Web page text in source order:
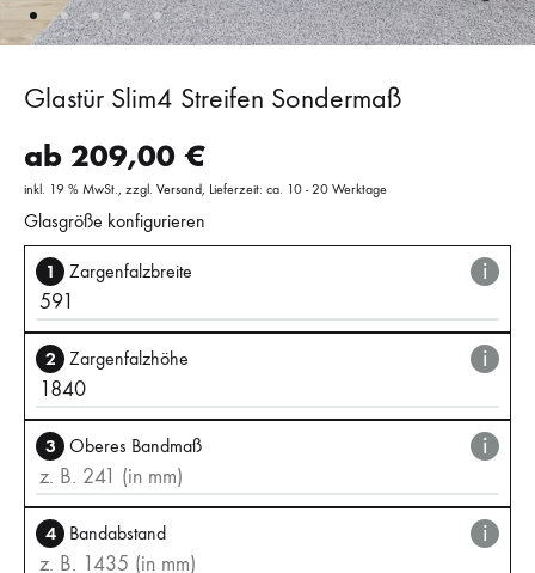
Glastür Slim4 Streifen Sondermaß
ab 209,00 €
inkl. 19 % MwSt. zzgl. Versand Lieferzeit: ca. 10 - 20 Werktage
Glasgröße konfigurieren
1 Zargenfalzbreite i
2 Zargenfalzhöhe i
3 Oberes Bandmaß i
4 Bandabstand i